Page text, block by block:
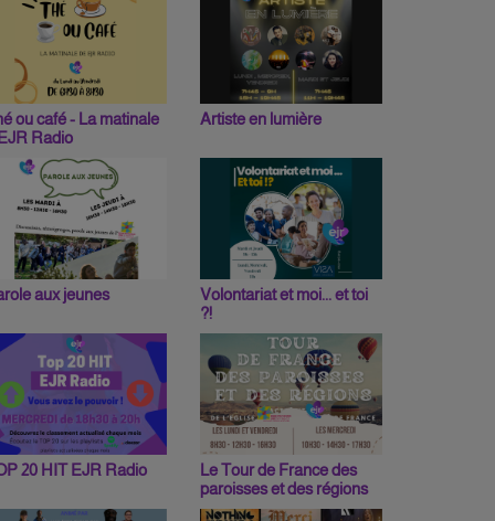
ou café - La matinale
Radio
Artiste en lumière
aux jeunes
Volontariat et moi... et toi
?!
20 HIT EJR Radio
Le Tour de France des
paroisses et des régions